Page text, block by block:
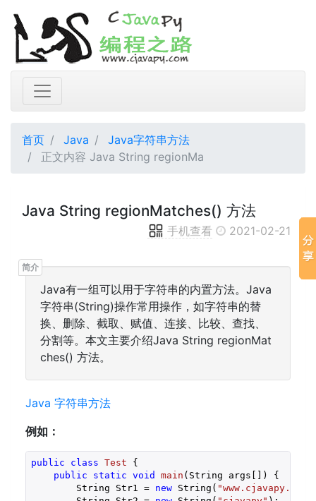
首页 Java
Java字符串方法
正文内容 Java String regionMa
Java String regionMatches() 方法
手机查看 2021-02-21
Java有一组可以用于字符串的内置方法。Java
字符串(String)操作常用操作，如字符串的替
换、删除、截取、赋值、连接、比较、查找、
分割等。本文主要介绍Java String regionMat
ches() 方法。
Java 字符串方法
例如：
public class Test
{
public
static void main (String args[])
{
        String Str1 =
new String( "www.cjavapy.com"